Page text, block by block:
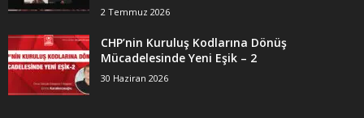
2 Temmuz 2026
CHP’nin Kuruluş Kodlarına Dönüş
Mücadelesinde Yeni Eşik – 2
30 Haziran 2026